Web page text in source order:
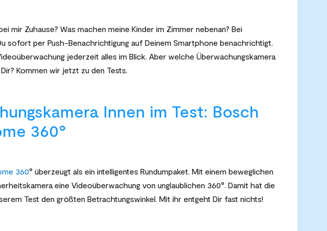
mir Zuhause? Was machen meine Kinder im Zimmer nebenan? Bei
sofort per Push-Benachrichtigung auf Deinem Smartphone benachrichtigt.
jederzeit alles im Blick. Aber welche Überwachungskamera
Kommen wir jetzt zu den Tests.
Innen im Test: Bosch
360°
360° überzeugt als ein intelligentes Rundumpaket. Mit einem beweglichen
eine Videoüberwachung von unglaublichen 360°. Damit hat die
Test den größten Betrachtungswinkel. Mit ihr entgeht Dir fast nichts!